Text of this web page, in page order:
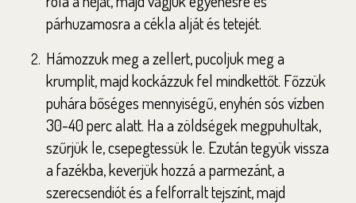
párhuzamosra a cékla alját és tetejét.
Hámozzuk meg a zellert, pucoljuk meg a
krumplit, majd kockázzuk fel mindkettőt. Főzzük
puhára bőséges mennyiségű, enyhén sós vízben
30-40 perc alatt. Ha a zöldségek megpuhultak,
szűrjük le, csepegtessük le. Ezután tegyük vissza
a fazékba, keverjük hozzá a parmezánt, a
szerecsendiót és a felforralt tejszínt, majd